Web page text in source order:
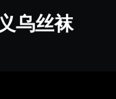
义乌丝袜